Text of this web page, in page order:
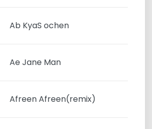
Ab KyaS ochen
Ae Jane Man
Afreen Afreen(remix)